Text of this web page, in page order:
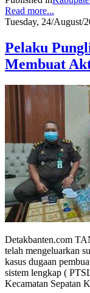
Read more...
Tuesday, 24/August/
Pelaku
Membuat
Detakbanten.com
telah mengeluarkan
kasus dugaan
sistem lengkap (
Kecamatan Sepatan